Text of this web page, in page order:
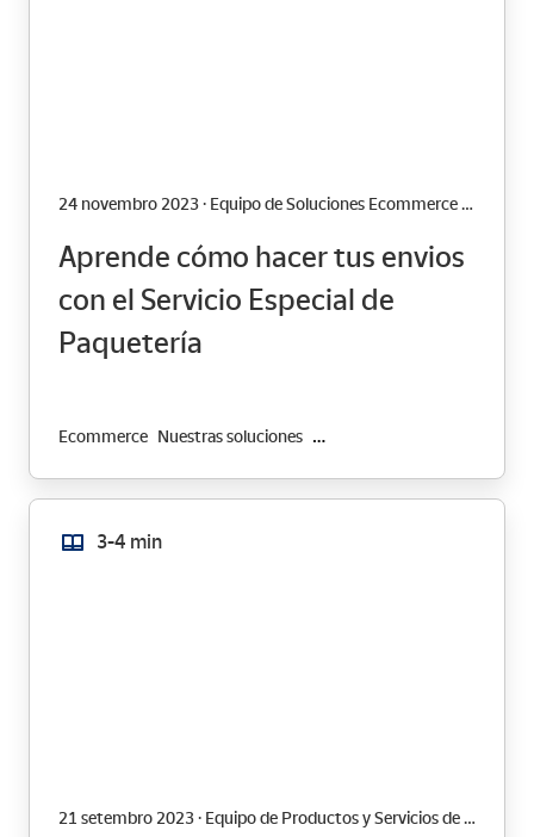
24 novembro 2023 · Equipo de Soluciones Ecommerce de Correos
Aprende cómo hacer tus envios
con el Servicio Especial de
Paquetería
Ecommerce Nuestras soluciones Transformación Digital
3-4 min
21 setembro 2023 · Equipo de Productos y Servicios de Correos